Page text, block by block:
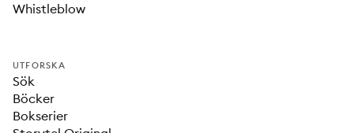
Whistleblow
UTFORSKA
Sök
Böcker
Bokserier